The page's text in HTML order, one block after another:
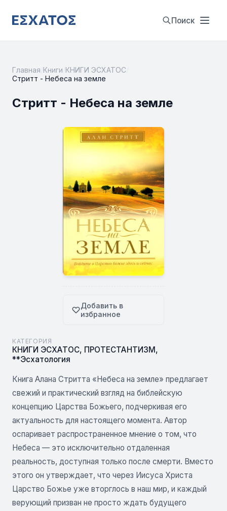
Поиск
Главная Книги КНИГИ ЭСХАТОС
Стритт - Небеса на земле
Стритт - Небеса на земле
Добавить в
избранное
КАТЕГОРИЯ
КНИГИ ЭСХАТОС, ПРОТЕСТАНТИЗМ,
**Эсхатология
Книга Алана Стритта «Небеса на земле» предлагает
свежий и практический взгляд на библейскую
концепцию Царства Божьего, подчеркивая его
актуальность для настоящего момента. Автор
оспаривает распространенное мнение о том, что
Небеса — это исключительно отдаленная
реальность, доступная только после смерти. Вместо
этого он утверждает, что через Иисуса Христа
Царство Божье уже вторглось в наш мир, и каждый
верующий призван не просто ждать будущего